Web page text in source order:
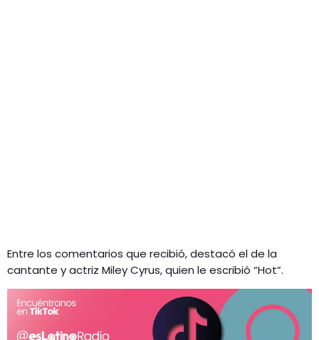
Entre los comentarios que recibió, destacó el de la
cantante y actriz Miley Cyrus, quien le escribió “Hot”.